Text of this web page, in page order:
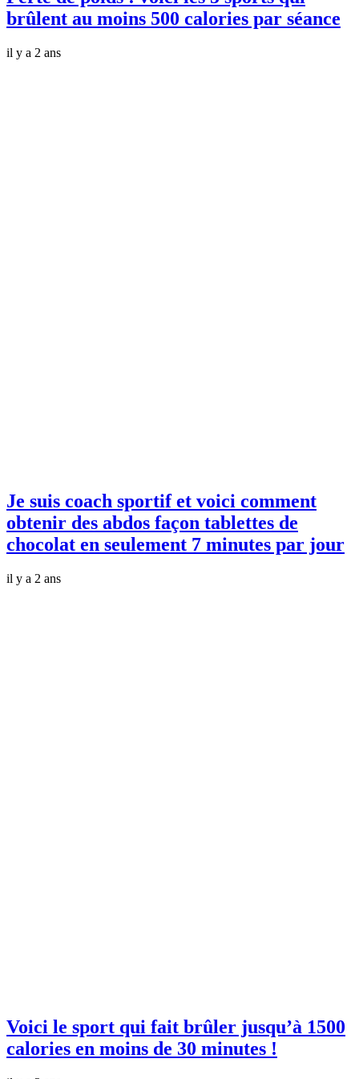
brûlent au moins 500 calories par séance
il y a 2 ans
Je suis coach sportif et voici comment
obtenir des abdos façon tablettes de
chocolat en seulement 7 minutes par jour
il y a 2 ans
Voici le sport qui fait brûler jusqu’à 1500
calories en moins de 30 minutes !